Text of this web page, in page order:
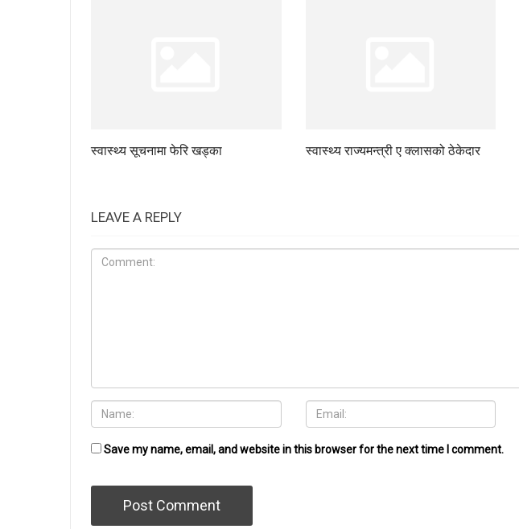
स्वास्थ्य सूचनामा फेरि खड्का स्वास्थ्य राज्यमन्त्री ए क्लासको ठेकेदार
LEAVE A REPLY
Save my name, email, and website in this browser for the next time I comment.